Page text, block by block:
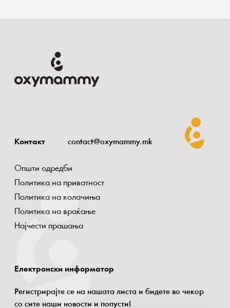
Контакт contact@oxymammy.mk
Општи одредби
Политика на приватност
Политика на колачиња
Политика на враќање
Најчести прашања
Електронски информатор
Регистрирајте се на нашата листа и бидете во чекор
со сите наши новости и попусти!